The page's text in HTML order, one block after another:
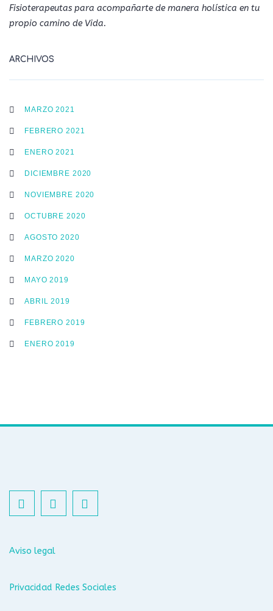
Fisioterapeutas para acompañarte de manera holística en tu
propio camino de Vida.
ARCHIVOS
MARZO 2021
FEBRERO 2021
ENERO 2021
DICIEMBRE 2020
NOVIEMBRE 2020
OCTUBRE 2020
AGOSTO 2020
MARZO 2020
MAYO 2019
ABRIL 2019
FEBRERO 2019
ENERO 2019
Aviso legal
Privacidad Redes Sociales